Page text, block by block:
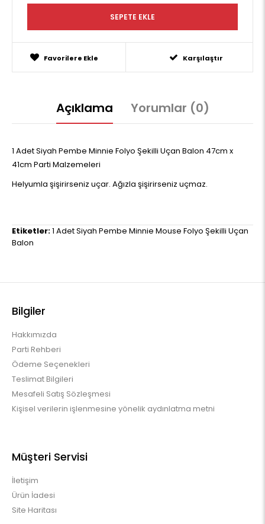
Favorilere Ekle Karşılaştır
Açıklama Yorumlar (0)
1 Adet Siyah Pembe Minnie Folyo Şekilli Uçan Balon 47cm x
41cm Parti Malzemeleri
Helyumla şişirirseniz uçar. Ağızla şişirirseniz uçmaz.
Etiketler:1 Adet Siyah Pembe Minnie Mouse Folyo Şekilli Uçan
Balon
Bilgiler
Hakkımızda
Parti Rehberi
Ödeme Seçenekleri
Teslimat Bilgileri
Mesafeli Satış Sözleşmesi
Kişisel verilerin işlenmesine yönelik aydınlatma metni
Müşteri Servisi
İletişim
Ürün İadesi
Site Haritası